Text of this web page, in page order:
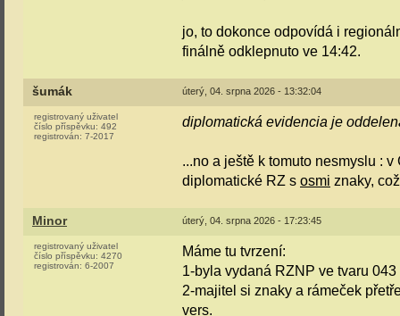
jo, to dokonce odpovídá i
finálně odklepnuto ve 14:42.
šumák úterý, 04. srpna 2026 - 13:32:04
registrovaný uživatel
číslo příspěvku: 492
registrován: 7-2017
diplomatická evidencia je
...no a ještě k tomuto nesmyslu :
diplomatické RZ s osmi znaky,
Minor úterý, 04. srpna 2026 - 17:23:45
registrovaný uživatel
číslo příspěvku: 4270
registrován: 6-2007
Máme tu tvrzení:
1-byla vydaná RZNP ve tvaru
2-majitel si znaky a rámeček
vers.